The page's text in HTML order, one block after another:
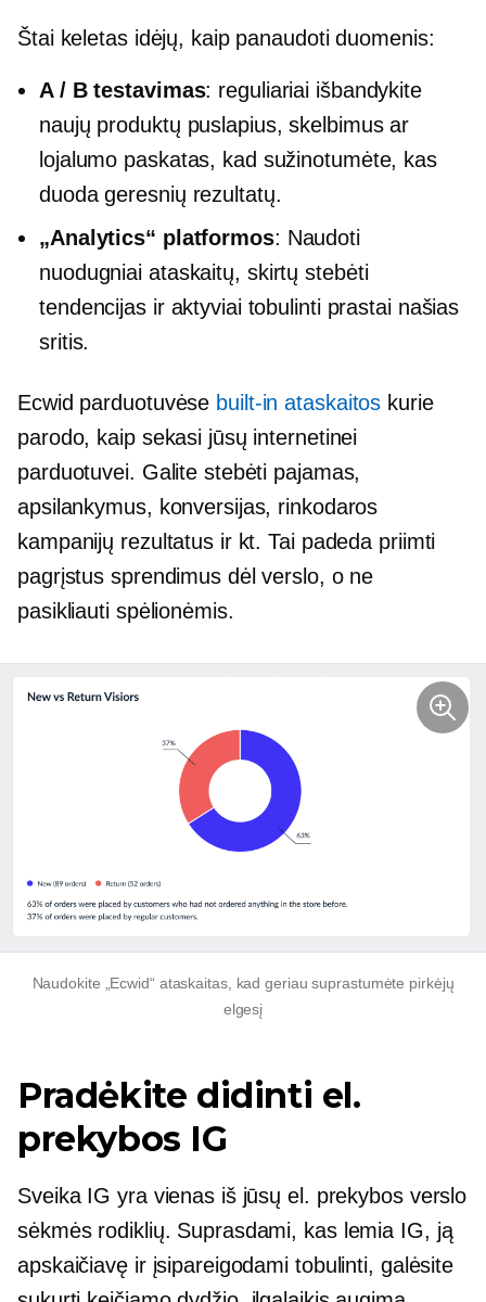
Štai keletas idėjų, kaip panaudoti duomenis:
A / B testavimas: reguliariai išbandykite
naujų produktų puslapius, skelbimus ar
lojalumo paskatas, kad sužinotumėte, kas
duoda geresnių rezultatų.
„Analytics“ platformos: Naudoti
nuodugniai ataskaitų, skirtų stebėti
tendencijas ir aktyviai tobulinti prastai našias
sritis.
Ecwid parduotuvėse built-in ataskaitos kurie
parodo, kaip sekasi jūsų internetinei
parduotuvei. Galite stebėti pajamas,
apsilankymus, konversijas, rinkodaros
kampanijų rezultatus ir kt. Tai padeda priimti
pagrįstus sprendimus dėl verslo, o ne
pasikliauti spėlionėmis.
Naudokite „Ecwid“ ataskaitas, kad geriau suprastumėte pirkėjų
elgesį
Pradėkite didinti el.
prekybos IG
Sveika IG yra vienas iš jūsų el. prekybos verslo
sėkmės rodiklių. Suprasdami, kas lemia IG, ją
apskaičiavę ir įsipareigodami tobulinti, galėsite